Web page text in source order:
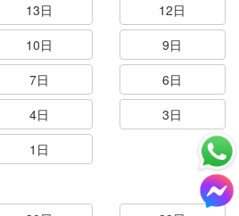
13日
12日
10日
9日
7日
6日
4日
3日
1日